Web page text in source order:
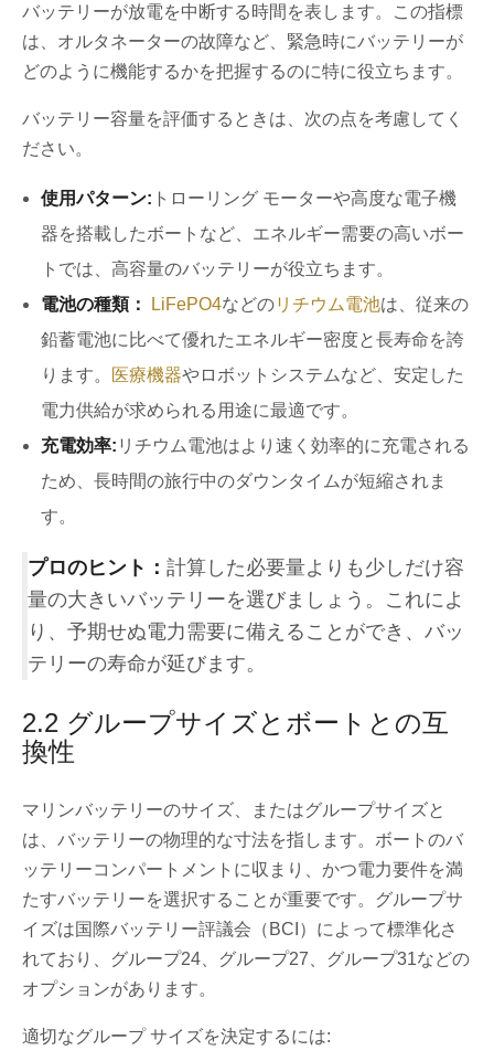
バッテリーが放電を中断する時間を表します。この指標
は、オルタネーターの故障など、緊急時にバッテリーが
どのように機能するかを把握するのに特に役立ちます。
バッテリー容量を評価するときは、次の点を考慮してく
ださい。
使用パターン: トローリング モーターや高度な電子機
器を搭載したボートなど、エネルギー需要の高いボー
トでは、高容量のバッテリーが役立ちます。
電池の種類：
LiFePO4などのリチウム電池は、従来の
鉛蓄電池に比べて優れたエネルギー密度と長寿命を誇
ります。
医療機器やロボットシステムなど、安定した
電力供給が求められる用途に最適です。
充電効率: リチウム電池はより速く効率的に充電される
ため、長時間の旅行中のダウンタイムが短縮されま
す。
プロのヒント： 計算した必要量よりも少しだけ容
量の大きいバッテリーを選びましょう。これによ
り、予期せぬ電力需要に備えることができ、バッ
テリーの寿命が延びます。
2.2 グループサイズとボートとの互
換性
マリンバッテリーのサイズ、またはグループサイズと
は、バッテリーの物理的な寸法を指します。ボートのバ
ッテリーコンパートメントに収まり、かつ電力要件を満
たすバッテリーを選択することが重要です。グループサ
イズは国際バッテリー評議会（BCI）によって標準化さ
れており、グループ24、グループ27、グループ31などの
オプションがあります。
適切なグループ サイズを決定するには: